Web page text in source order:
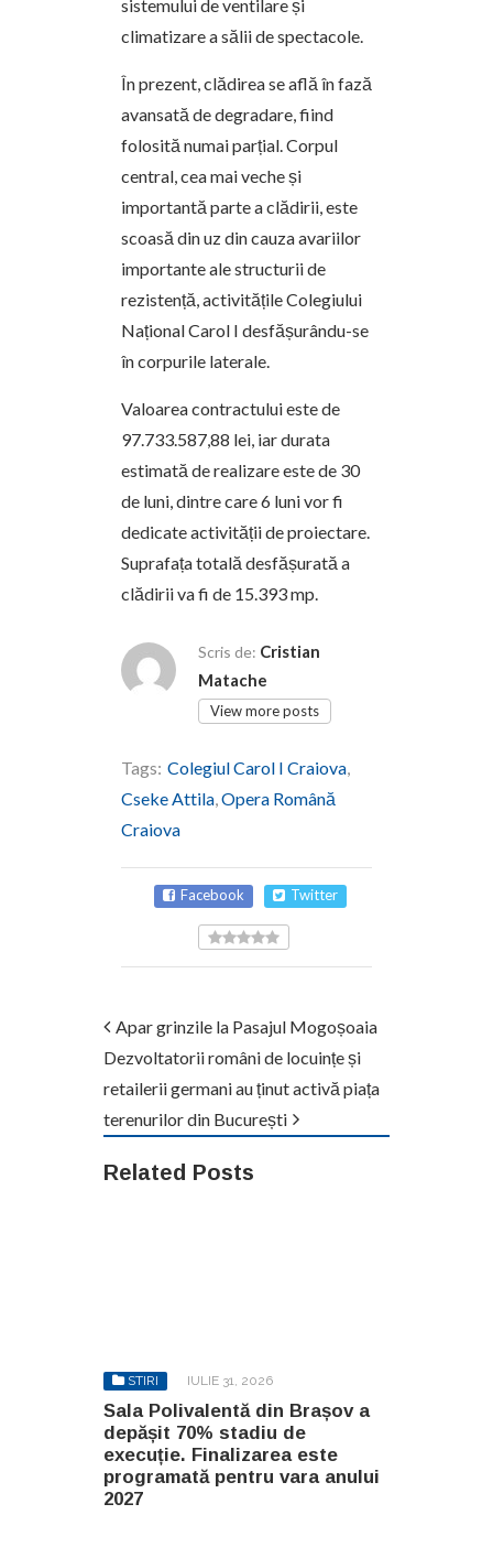
sistemului de ventilare și
climatizare a sălii de spectacole.
În prezent, clădirea se află în fază
avansată de degradare, fiind
folosită numai parțial. Corpul
central, cea mai veche și
importantă parte a clădirii, este
scoasă din uz din cauza avariilor
importante ale structurii de
rezistență, activitățile Colegiului
Național Carol I desfășurându-se
în corpurile laterale.
Valoarea contractului este de
97.733.587,88 lei, iar durata
estimată de realizare este de 30
de luni, dintre care 6 luni vor fi
dedicate activității de proiectare.
Suprafața totală desfășurată a
clădirii va fi de 15.393 mp.
Scris de: Cristian
Matache
View more posts
Tags: Colegiul Carol I Craiova,
Cseke Attila,Opera Română
Craiova
Facebook Twitter
Apar grinzile la Pasajul Mogoșoaia
Dezvoltatorii români de locuințe și
retailerii germani au ținut activă piața
terenurilor din București
Related Posts
STIRI IULIE 31, 2026
Sala Polivalentă din Brașov a
depășit 70% stadiu de
execuție. Finalizarea este
programată pentru vara anului
2027